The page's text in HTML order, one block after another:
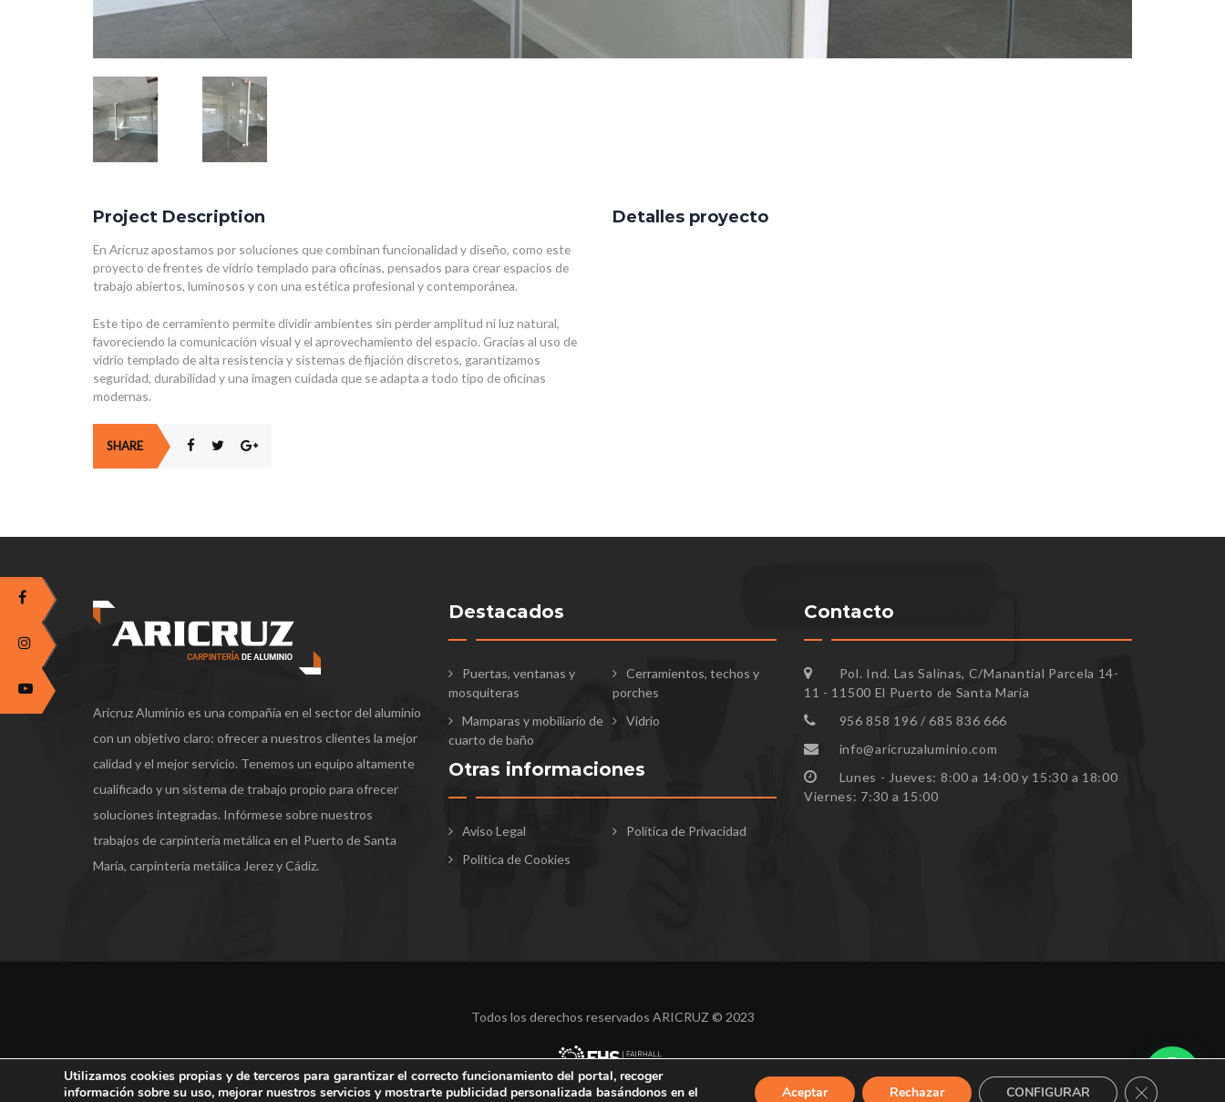
Project Description
En Aricruz apostamos por soluciones que combinan funcionalidad y diseño, como este
proyecto de frentes de vidrio templado para oficinas, pensados para crear espacios de
trabajo abiertos, luminosos y con una estética profesional y contemporánea.
Este tipo de cerramiento permite dividir ambientes sin perder amplitud ni luz natural,
favoreciendo la comunicación visual y el aprovechamiento del espacio. Gracias al uso de
vidrio templado de alta resistencia y sistemas de fijación discretos, garantizamos
seguridad, durabilidad y una imagen cuidada que se adapta a todo tipo de oficinas
modernas.
Detalles proyecto
SHARE
Aricruz Aluminio es una compañía en el sector del aluminio
con un objetivo claro: ofrecer a nuestros clientes la mejor
calidad y el mejor servicio. Tenemos un equipo altamente
cualificado y un sistema de trabajo propio para ofrecer
soluciones integradas. Infórmese sobre nuestros
trabajos de carpintería metálica en el Puerto de Santa
María, carpintería metálica Jerez y Cádiz.
Destacados
Puertas, ventanas y
mosquiteras
Cerramientos, techos y
porches
Mamparas y mobiliario de
cuarto de baño
Vidrio
Otras informaciones
Aviso Legal
Política de Privacidad
Política de Cookies
Contacto
Pol. Ind. Las Salinas, C/Manantial Parcela 14-
11 - 11500 El Puerto de Santa María
956 858 196 / 685 836 666
info@aricruzaluminio.com
Lunes - Jueves: 8:00 a 14:00 y 15:30 a 18:00
Viernes: 7:30 a 15:00
Todos los derechos reservados ARICRUZ © 2023
Utilizamos cookies propias y de terceros para garantizar el correcto funcionamiento del portal, recoger
información sobre su uso, mejorar nuestros servicios y mostrarte publicidad personalizada basándonos en el
Aceptar Rechazar CONFIGURAR CERRAR EL